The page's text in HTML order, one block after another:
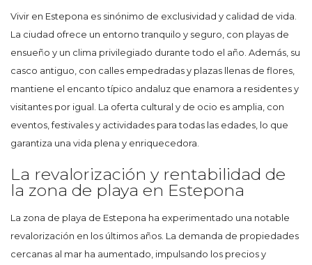
Vivir en Estepona es sinónimo de exclusividad y calidad de vida.
La ciudad ofrece un entorno tranquilo y seguro, con playas de
ensueño y un clima privilegiado durante todo el año. Además, su
casco antiguo, con calles empedradas y plazas llenas de flores,
mantiene el encanto típico andaluz que enamora a residentes y
visitantes por igual. La oferta cultural y de ocio es amplia, con
eventos, festivales y actividades para todas las edades, lo que
garantiza una vida plena y enriquecedora.
La revalorización y rentabilidad de
la zona de playa en Estepona
La zona de playa de Estepona ha experimentado una notable
revalorización en los últimos años. La demanda de propiedades
cercanas al mar ha aumentado, impulsando los precios y